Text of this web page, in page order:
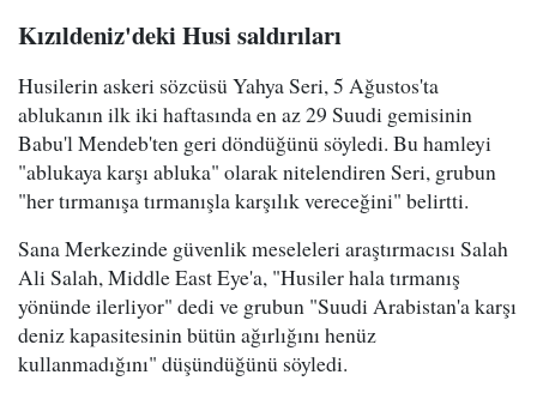
Kızıldeniz'deki Husi saldırıları
Husilerin askeri sözcüsü Yahya Seri, 5 Ağustos'ta
ablukanın ilk iki haftasında en az 29 Suudi gemisinin
Babu'l Mendeb'ten geri döndüğünü söyledi. Bu hamleyi
"ablukaya karşı abluka" olarak nitelendiren Seri, grubun
"her tırmanışa tırmanışla karşılık vereceğini" belirtti.
Sana Merkezinde güvenlik meseleleri araştırmacısı Salah
Ali Salah, Middle East Eye'a, "Husiler hala tırmanış
yönünde ilerliyor" dedi ve grubun "Suudi Arabistan'a karşı
deniz kapasitesinin bütün ağırlığını henüz
kullanmadığını" düşündüğünü söyledi.